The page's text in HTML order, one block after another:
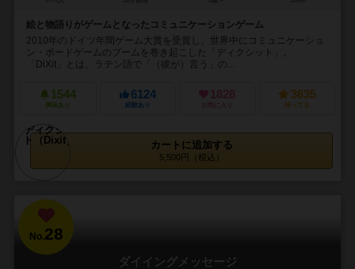
絵と物語りがゲームとなったコミュニケーションゲーム
2010年のドイツ年間ゲーム大賞を受賞し、世界中にコミュニケーショ
ン・ボードゲームのブームを巻き起こした「ディクシット」。
「DiXit」とは、ラテン語で「（彼が）言う」の...
1544
興味あり
6124
経験あり
1828
お気に入り
3635
持ってる
カートに追加する
5,500円（税込）
No.28
ダイイングメッセージ